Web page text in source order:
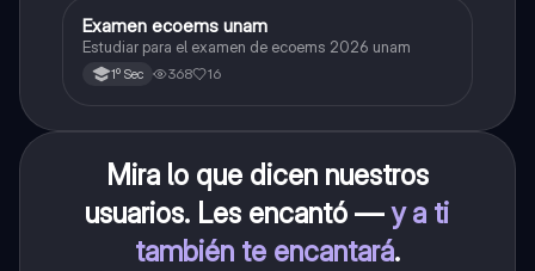
Español
Examen ecoems unam
Estudiar para el examen de ecoems 2026 unam
1º Sec 368 16
Mira lo que dicen nuestros
usuarios. Les encantó —y a ti
también te encantará.